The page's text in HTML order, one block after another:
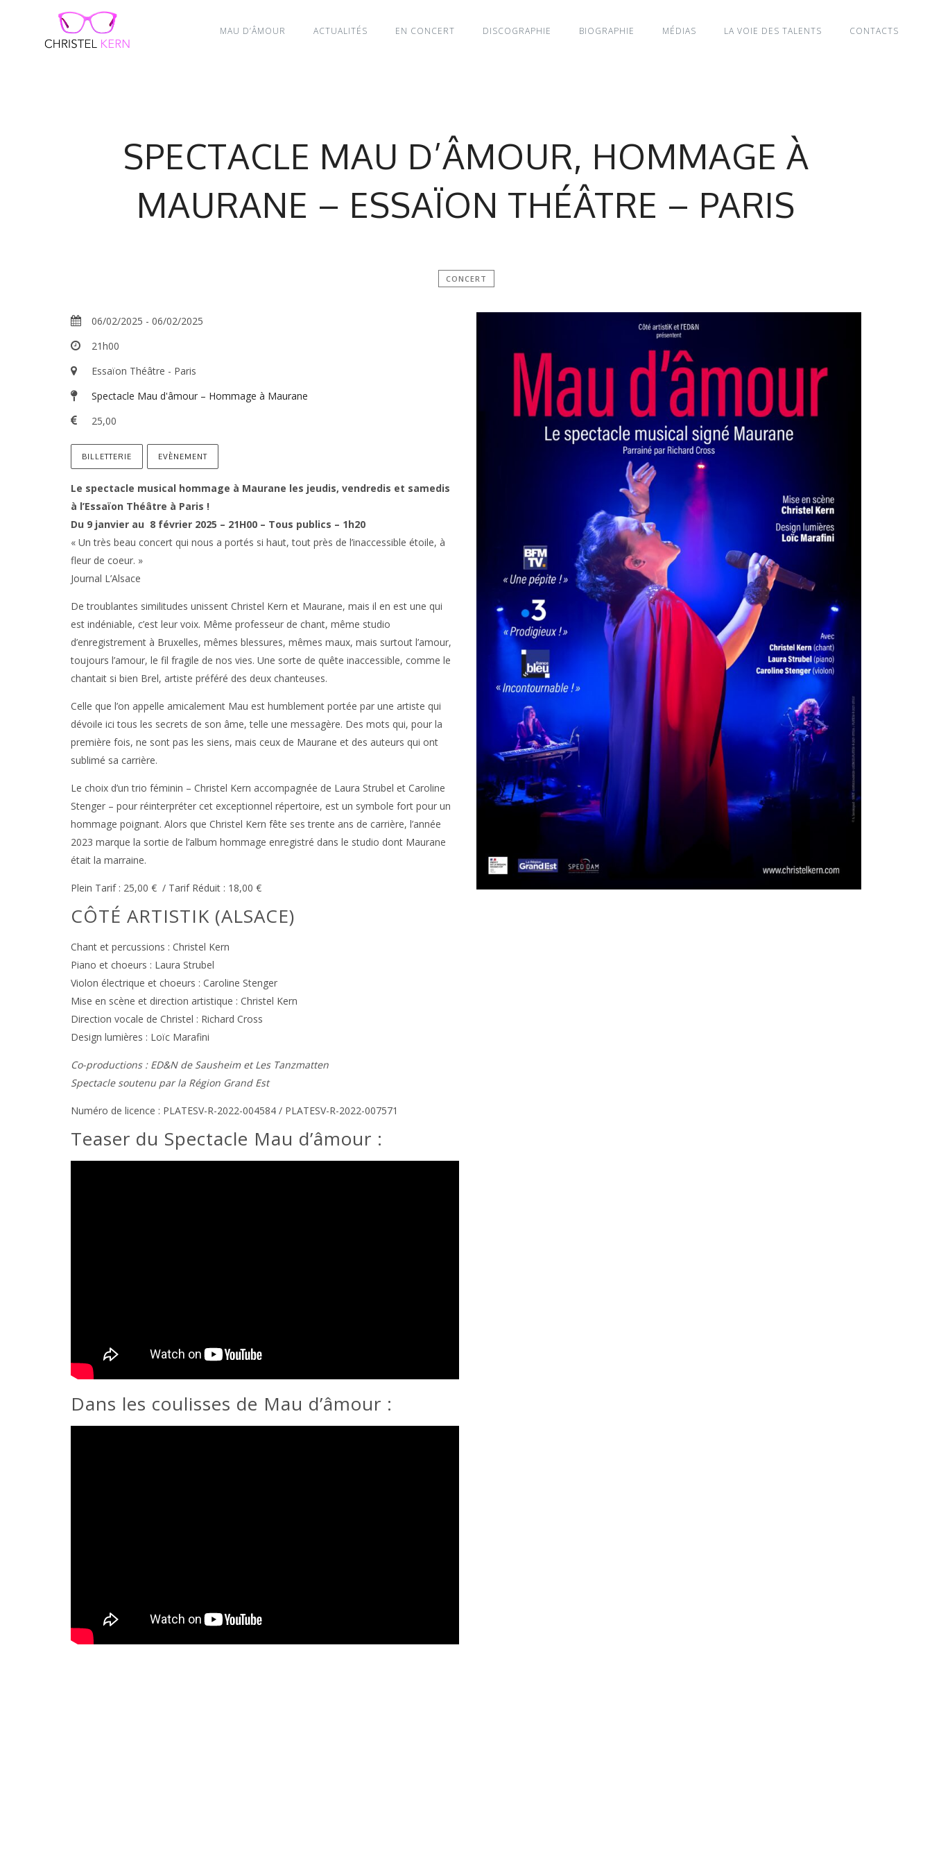
MAU D’ÂMOUR ACTUALITÉS EN CONCERT DISCOGRAPHIE BIOGRAPHIE MÉDIAS LA VOIE DES TALENTS CONTACTS
SPECTACLE MAU D’ÂMOUR, HOMMAGE À
MAURANE – ESSAÏON THÉÂTRE – PARIS
CONCERT
06/02/2025 - 06/02/2025
21h00
Essaïon Théâtre - Paris
Spectacle Mau d'âmour – Hommage à Maurane
25,00
BILLETTERIE EVÈNEMENT
Le spectacle musical hommage à Maurane les jeudis, vendredis et samedis
à l’Essaïon Théâtre à Paris !
Du 9 janvier au 8 février 2025 – 21H00 – Tous publics – 1h20
« Un très beau concert qui nous a portés si haut, tout près de l’inaccessible étoile, à
fleur de coeur. »
Journal L’Alsace
De troublantes similitudes unissent Christel Kern et Maurane, mais il en est une qui
est indéniable, c’est leur voix. Même professeur de chant, même studio
d’enregistrement à Bruxelles, mêmes blessures, mêmes maux, mais surtout l’amour,
toujours l’amour, le fil fragile de nos vies. Une sorte de quête inaccessible, comme le
chantait si bien Brel, artiste préféré des deux chanteuses.
Celle que l’on appelle amicalement Mau est humblement portée par une artiste qui
dévoile ici tous les secrets de son âme, telle une messagère. Des mots qui, pour la
première fois, ne sont pas les siens, mais ceux de Maurane et des auteurs qui ont
sublimé sa carrière.
Le choix d’un trio féminin – Christel Kern accompagnée de Laura Strubel et Caroline
Stenger – pour réinterpréter cet exceptionnel répertoire, est un symbole fort pour un
hommage poignant. Alors que Christel Kern fête ses trente ans de carrière, l’année
2023 marque la sortie de l’album hommage enregistré dans le studio dont Maurane
était la marraine.
Plein Tarif : 25,00 € / Tarif Réduit : 18,00 €
CÔTÉ ARTISTIK (ALSACE)
Chant et percussions : Christel Kern
Piano et choeurs : Laura Strubel
Violon électrique et choeurs : Caroline Stenger
Mise en scène et direction artistique : Christel Kern
Direction vocale de Christel : Richard Cross
Design lumières : Loïc Marafini
Co-productions : ED&N de Sausheim et Les Tanzmatten
Spectacle soutenu par la Région Grand Est
Numéro de licence : PLATESV-R-2022-004584 / PLATESV-R-2022-007571
Teaser du Spectacle Mau d’âmour :
Dans les coulisses de Mau d’âmour :